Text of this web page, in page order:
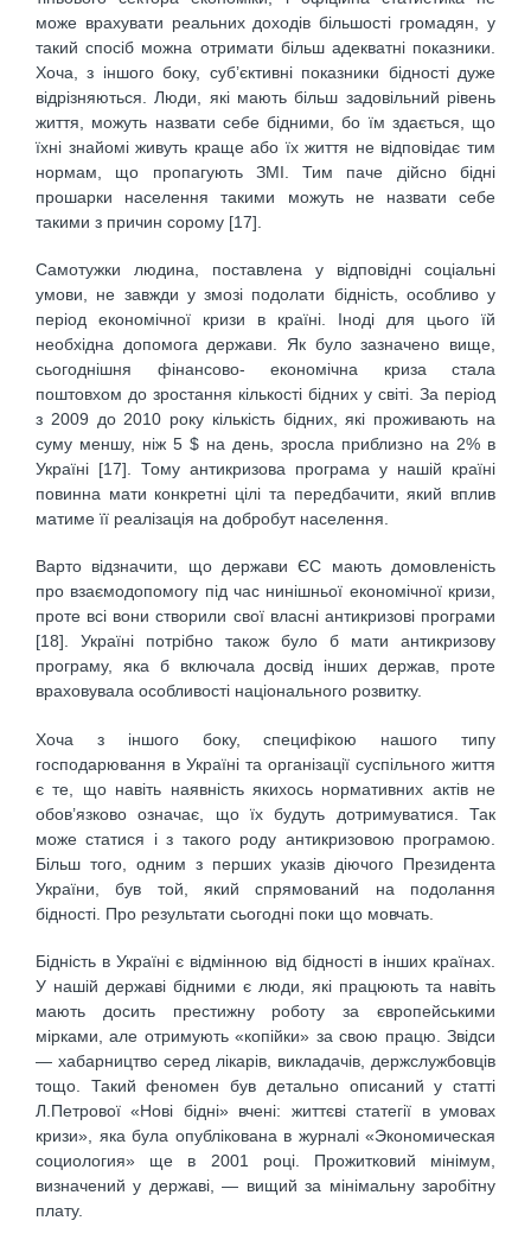
може врахувати реальних доходів більшості громадян, у
такий спосіб можна отримати більш адекватні показники.
Хоча, з іншого боку, суб’єктивні показники бідності дуже
відрізняються. Люди, які мають більш задовільний рівень
життя, можуть назвати себе бідними, бо їм здається, що
їхні знайомі живуть краще або їх життя не відповідає тим
нормам, що пропагують ЗМІ. Тим паче дійсно бідні
прошарки населення такими можуть не назвати себе
такими з причин сорому [17].
Самотужки людина, поставлена у відповідні соціальні
умови, не завжди у змозі подолати бідність, особливо у
період економічної кризи в країні. Іноді для цього їй
необхідна допомога держави. Як було зазначено вище,
сьогоднішня фінансово- економічна криза стала
поштовхом до зростання кількості бідних у світі. За період
з 2009 до 2010 року кількість бідних, які проживають на
суму меншу, ніж 5 $ на день, зросла приблизно на 2% в
Україні [17]. Тому антикризова програма у нашій країні
повинна мати конкретні цілі та передбачити, який вплив
матиме її реалізація на добробут населення.
Варто відзначити, що держави ЄС мають домовленість
про взаємодопомогу під час нинішньої економічної кризи,
проте всі вони створили свої власні антикризові програми
[18]. Україні потрібно також було б мати антикризову
програму, яка б включала досвід інших держав, проте
враховувала особливості національного розвитку.
Хоча з іншого боку, специфікою нашого типу
господарювання в Україні та організації суспільного життя
є те, що навіть наявність якихось нормативних актів не
обов’язково означає, що їх будуть дотримуватися. Так
може статися і з такого роду антикризовою програмою.
Більш того, одним з перших указів діючого Президента
України, був той, який спрямований на подолання
бідності. Про результати сьогодні поки що мовчать.
Бідність в Україні є відмінною від бідності в інших країнах.
У нашій державі бідними є люди, які працюють та навіть
мають досить престижну роботу за європейськими
мірками, але отримують «копійки» за свою працю. Звідси
— хабарництво серед лікарів, викладачів, держслужбовців
тощо. Такий феномен був детально описаний у статті
Л.Петрової «Нові бідні» вчені: життєві статегії в умовах
кризи», яка була опублікована в журналі «Экономическая
социология» ще в 2001 році. Прожитковий мінімум,
визначений у державі, — вищий за мінімальну заробітну
плату.